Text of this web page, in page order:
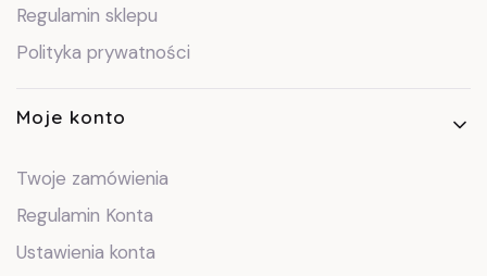
Regulamin sklepu
Polityka prywatności
Moje konto
Twoje zamówienia
Regulamin Konta
Ustawienia konta